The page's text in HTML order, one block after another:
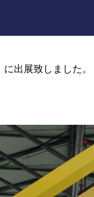
出展致しました。